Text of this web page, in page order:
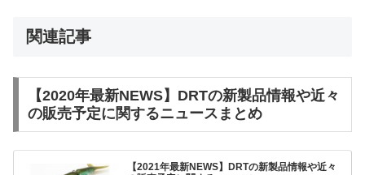
関連記事
【2020年最新NEWS】DRTの新製品情報や近々
の販売予定に関するニュースまとめ
【2021年最新NEWS】DRTの新製品情報や近々